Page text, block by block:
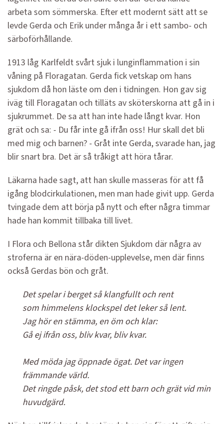
arbeta som sömmerska. Efter ett modernt sätt att se
levde Gerda och Erik under många år i ett sambo- och
särboförhållande.
1913 låg Karlfeldt svårt sjuk i lunginflammation i sin
våning på Floragatan. Gerda fick vetskap om hans
sjukdom då hon läste om den i tidningen. Hon gav sig
iväg till Floragatan och tilläts av sköterskorna att gå in i
sjukrummet. De sa att han inte hade långt kvar. Hon
grät och sa: - Du får inte gå ifrån oss! Hur skall det bli
med mig och barnen? - Gråt inte Gerda, svarade han, jag
blir snart bra. Det är så tråkigt att höra tårar.
Läkarna hade sagt, att han skulle masseras för att få
igång blodcirkulationen, men man hade givit upp. Gerda
tvingade dem att börja på nytt och efter några timmar
hade han kommit tillbaka till livet.
I Flora och Bellona står dikten Sjukdom där några av
stroferna är en nära-döden-upplevelse, men där finns
också Gerdas bön och gråt.
Det spelar i berget så klangfullt och rent
som himmelens klockspel det leker så lent.
Jag hör en stämma, en öm och klar:
Gå ej ifrån oss, bliv kvar, bliv kvar.
Med möda jag öppnade ögat. Det var ingen
främmande värld.
Det ringde påsk, det stod ett barn och grät vid min
huvudgärd.